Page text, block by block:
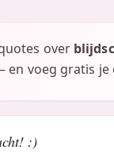
over
voeg gratis je
:)